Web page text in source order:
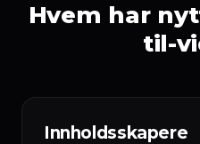
Hvem har
til-
Innholdsskapere